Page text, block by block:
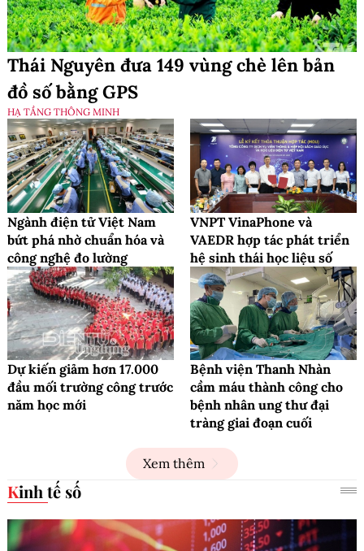
Thái Nguyên đưa 149 vùng chè lên bản
đồ số bằng GPS
HẠ TẦNG THÔNG MINH
Ngành điện tử Việt Nam
bứt phá nhờ chuẩn hóa và
công nghệ đo lường
VNPT VinaPhone và
VAEDR hợp tác phát triển
hệ sinh thái học liệu số
Dự kiến giảm hơn 17.000
đầu mối trường công trước
năm học mới
Bệnh viện Thanh Nhàn
cầm máu thành công cho
bệnh nhân ung thư đại
tràng giai đoạn cuối
Xem thêm
Kinh tế số